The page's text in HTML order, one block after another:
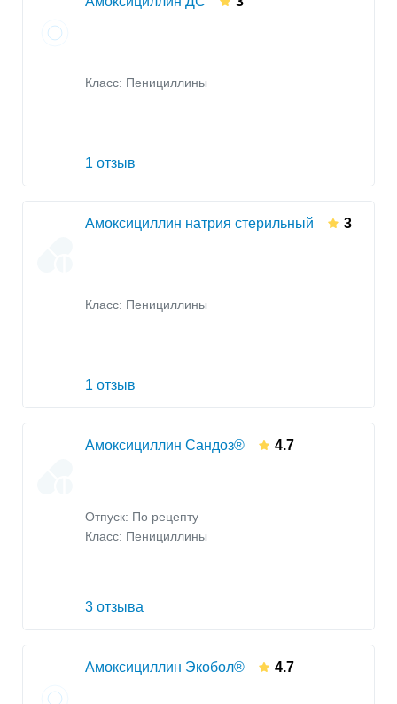
Класс: Пенициллины
1 отзыв
Амоксициллин натрия стерильный 3
Класс: Пенициллины
1 отзыв
Амоксициллин Сандоз® 4.7
Отпуск: По рецепту
Класс: Пенициллины
3 отзыва
Амоксициллин Экобол® 4.7